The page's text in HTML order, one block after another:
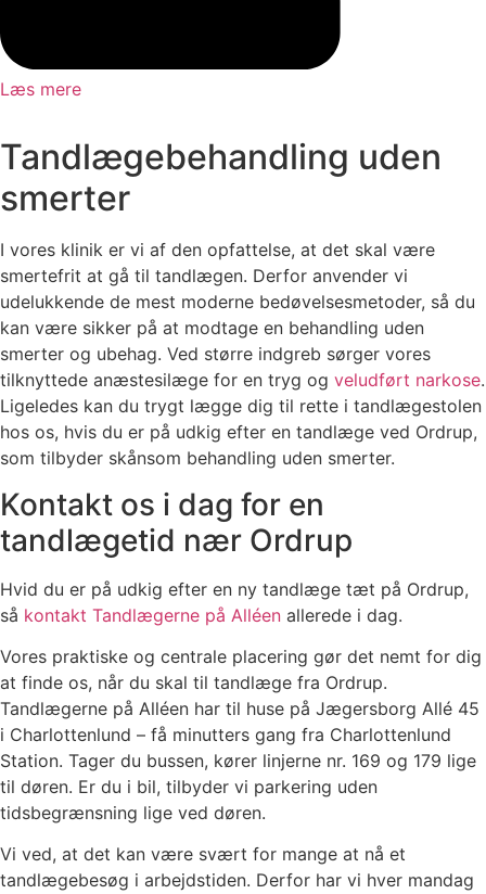
Læs mere
Tandlægebehandling uden
smerter
I vores klinik er vi af den opfattelse, at det skal være
smertefrit at gå til tandlægen. Derfor anvender vi
udelukkende de mest moderne bedøvelsesmetoder, så du
kan være sikker på at modtage en behandling uden
smerter og ubehag. Ved større indgreb sørger vores
tilknyttede anæstesilæge for en tryg og veludført narkose.
Ligeledes kan du trygt lægge dig til rette i tandlægestolen
hos os, hvis du er på udkig efter en tandlæge ved Ordrup,
som tilbyder skånsom behandling uden smerter.
Kontakt os i dag for en
tandlægetid nær Ordrup
Hvid du er på udkig efter en ny tandlæge tæt på Ordrup,
så kontakt Tandlægerne på Alléen allerede i dag.
Vores praktiske og centrale placering gør det nemt for dig
at finde os, når du skal til tandlæge fra Ordrup.
Tandlægerne på Alléen har til huse på Jægersborg Allé 45
i Charlottenlund – få minutters gang fra Charlottenlund
Station. Tager du bussen, kører linjerne nr. 169 og 179 lige
til døren. Er du i bil, tilbyder vi parkering uden
tidsbegrænsning lige ved døren.
Vi ved, at det kan være svært for mange at nå et
tandlægebesøg i arbejdstiden. Derfor har vi hver mandag